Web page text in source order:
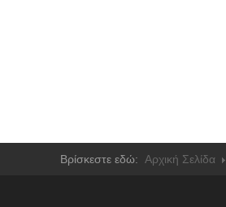
18_pano_sepsili_rachoula
Βρίσκεστε εδώ: Αρχική Σελίδα